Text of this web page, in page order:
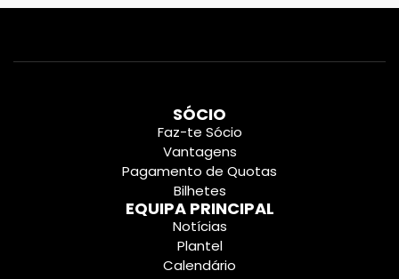
SÓCIO
Faz-te Sócio
Vantagens
Pagamento de Quotas
Bilhetes
EQUIPA PRINCIPAL
Notícias
Plantel
Calendário